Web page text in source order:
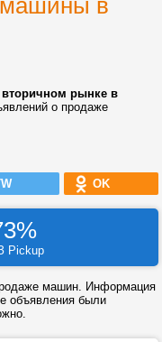
в
рынке в
о продаже
OK
Pickup
машин. Информация
объявления были